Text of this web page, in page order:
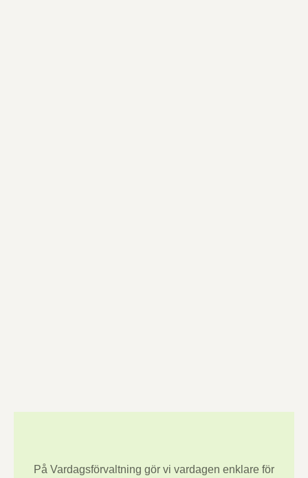
På Vardagsförvaltning gör vi vardagen enklare för